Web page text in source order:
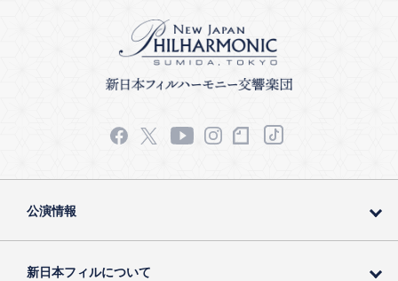
公演情報
新日本フィルについて